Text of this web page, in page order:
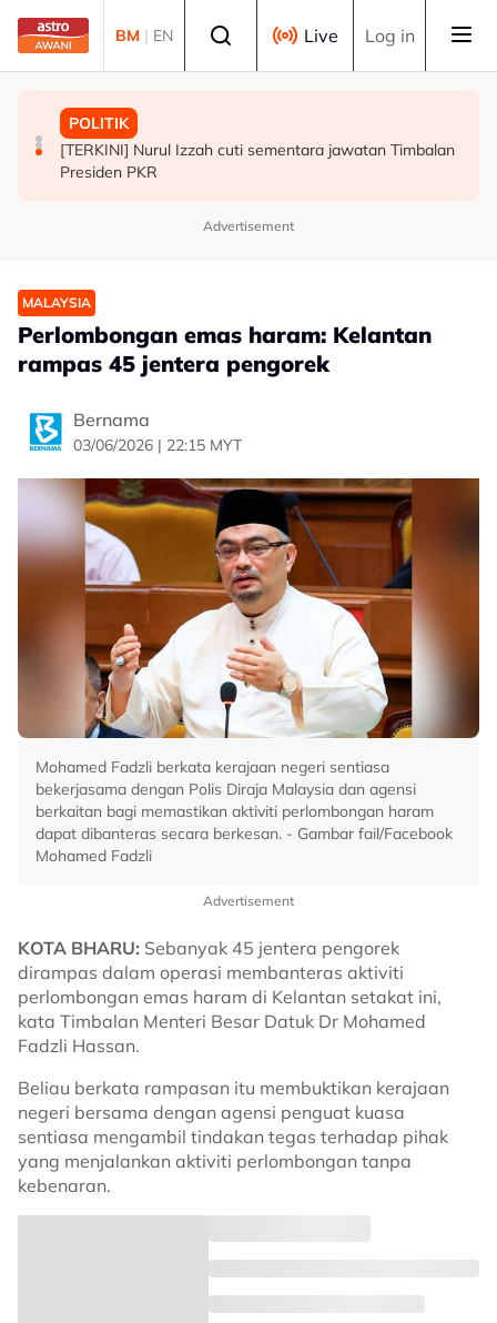
Skip to main content
BM | EN Live Log in
MALAYSIA
Insiden rempuhan Jalan Ampang: Pendakwaan bantah
permohonan batal pertuduhan bunuh
DUNIA
Michelle Yeoh dinobatkan "Tokoh Perfileman Asia Tahun
Ini" di BIFF
POLITIK
[TERKINI] Nurul Izzah cuti sementara jawatan Timbalan
Presiden PKR
Advertisement
MALAYSIA
Perlombongan emas haram: Kelantan
rampas 45 jentera pengorek
Bernama
03/06/2026 | 22:15 MYT
Mohamed Fadzli berkata kerajaan negeri sentiasa
bekerjasama dengan Polis Diraja Malaysia dan agensi
berkaitan bagi memastikan aktiviti perlombongan haram
dapat dibanteras secara berkesan. - Gambar fail/Facebook
Mohamed Fadzli
Advertisement
KOTA BHARU: Sebanyak 45 jentera pengorek
dirampas dalam operasi membanteras aktiviti
perlombongan emas haram di Kelantan setakat ini,
kata Timbalan Menteri Besar Datuk Dr Mohamed
Fadzli Hassan.
Beliau berkata rampasan itu membuktikan kerajaan
negeri bersama dengan agensi penguat kuasa
sentiasa mengambil tindakan tegas terhadap pihak
yang menjalankan aktiviti perlombongan tanpa
kebenaran.